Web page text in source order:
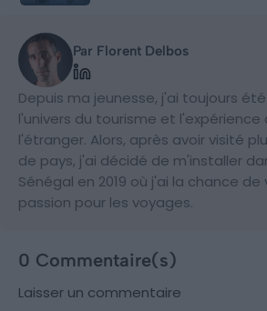
Par Florent Delbos
Depuis ma jeunesse, j'ai toujours
l'univers du tourisme et l'expérience
l'étranger. Alors, après avoir visité
de pays, j'ai décidé de m'installer
Sénégal en 2019 où j'ai la chance de
passion pour les voyages.
0 Commentaire(s)
Laisser un commentaire